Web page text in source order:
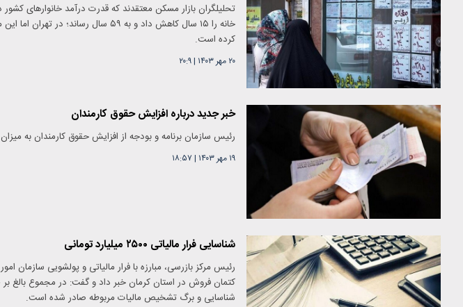
کرده است.
۲۰ مهر ۱۴۰۳ |۲۰:۹
خبر جدید درباره افزایش حقوق کارمندان
رئیس سازمان برنامه و بودجه از افزایش حقوق کارمندان به میزان ۲۰ درصد، خبر داد.
۱۹ مهر ۱۴۰۳ | ۱۸:۵۷
شناسایی فرار مالیاتی ۲۵۰۰ میلیارد تومانی
شناسایی و برگ تشخیص مالیات مربوطه صادر شده است.